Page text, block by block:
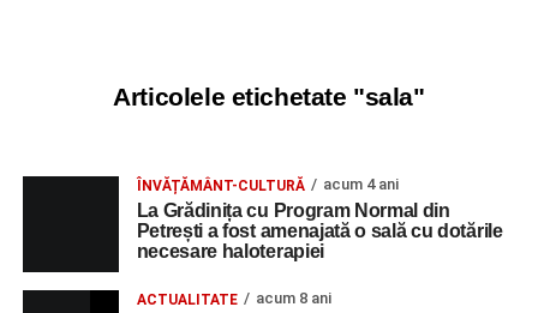
Articolele etichetate "sala"
ÎNVĂȚĂMÂNT-CULTURĂ acum 4 ani
La Grădinița cu Program Normal din
Petrești a fost amenajată o sală cu dotările
necesare haloterapiei
ACTUALITATE acum 8 ani